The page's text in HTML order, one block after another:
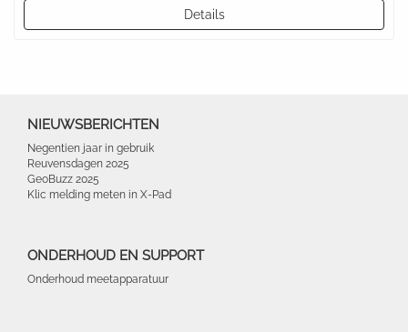
Details
NIEUWSBERICHTEN
Negentien jaar in gebruik
Reuvensdagen 2025
GeoBuzz 2025
Klic melding meten in X-Pad
ONDERHOUD EN SUPPORT
Onderhoud meetapparatuur